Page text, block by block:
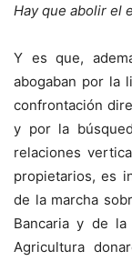
Hay que abolir el
Y es que,
abogaban por la
confrontación
y por la
relaciones
propietarios, es
de la marcha
Bancaria y de
Agricultura